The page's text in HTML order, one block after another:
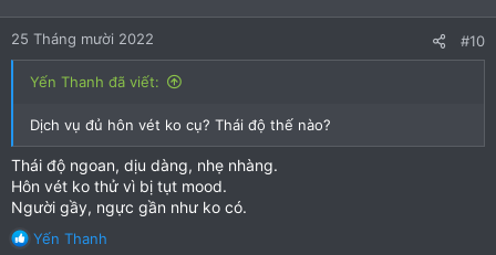
25 Tháng mười 2022 #10
Yến Thanh đã viết:
Dịch vụ đủ hôn vét ko cụ? Thái độ thế nào?
Thái độ ngoan, dịu dàng, nhẹ nhàng.
Hôn vét ko thử vì bị tụt mood.
Người gầy, ngực gần như ko có.
R
Yến Thanh